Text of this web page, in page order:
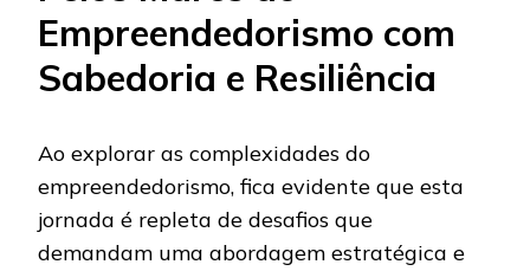
Empreendedorismo com
Sabedoria e Resiliência
Ao explorar as complexidades do
empreendedorismo, fica evidente que esta
jornada é repleta de desafios que
demandam uma abordagem estratégica e